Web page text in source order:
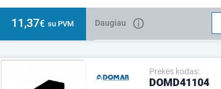
11,37€ su PVM Daugiau
Prekės kodas:
DOMD41104